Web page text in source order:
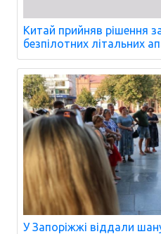
Китай прийняв рішення
безпілотних літальних
У Запоріжжі віддали